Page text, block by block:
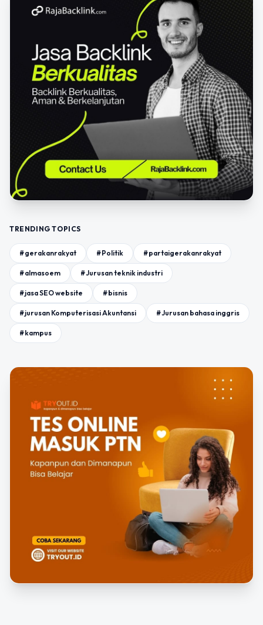
TRENDING TOPICS
#gerakanrakyat #Politik #partaigerakanrakyat
#almasoem #Jurusan teknik industri
#jasa SEO website #bisnis
#jurusan Komputerisasi Akuntansi #Jurusan bahasa inggris
#kampus